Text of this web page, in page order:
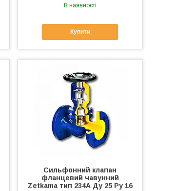
В наявності
Купити
Сильфонний клапан
фланцевий чавунний
Zetkama тип 234А Ду 25 Ру 16